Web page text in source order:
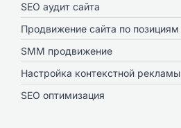
SEO аудит сайта
Продвижение сайта по позициям
SMM продвижение
Настройка контекстной рекламы
SEO оптимизация